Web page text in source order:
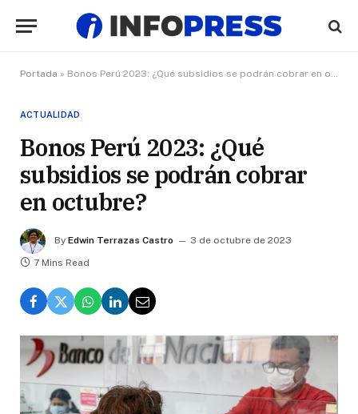
Portada » Bonos Perú 2023: ¿Qué subsidios se podrán cobrar en octubre?
ACTUALIDAD
Bonos Perú 2023: ¿Qué
subsidios se podrán cobrar
en octubre?
By Edwin Terrazas Castro
3 de octubre de 2023
7 Mins Read